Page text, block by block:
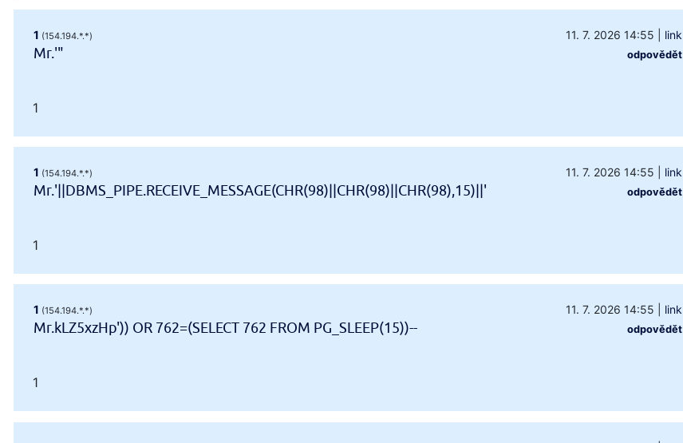
1 (154.194.*.*) 11. 7. 2026 14:55 link
Mr.'" odpovědět
1
1 (154.194.*.*) 11. 7. 2026 14:55 link
Mr.'||DBMS_PIPE.RECEIVE_MESSAGE(CHR(98)||CHR(98)||CHR(98),15)||' odpovědět
1
1 (154.194.*.*) 11. 7. 2026 14:55 link
Mr.kLZ5xzHp')) OR 762=(SELECT 762 FROM PG_SLEEP(15))-- odpovědět
1